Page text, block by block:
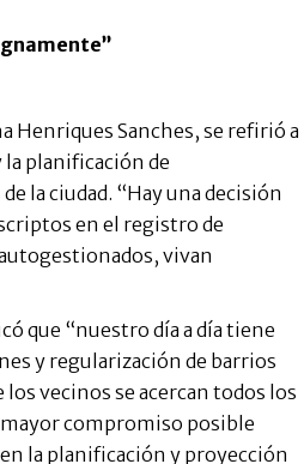
Henriques Sanches, se refirió a
la planificación de
la ciudad. “Hay una decisión
en el registro de
vivan
que “nuestro día a día tiene
y regularización de barrios
vecinos se acercan todos los
compromiso posible
la planificación y proyección